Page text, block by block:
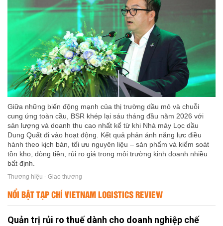
Giữa những biến động mạnh của thị trường dầu mỏ và chuỗi
cung ứng toàn cầu, BSR khép lại sáu tháng đầu năm 2026 với
sản lượng và doanh thu cao nhất kể từ khi Nhà máy Lọc dầu
Dung Quất đi vào hoạt động. Kết quả phản ánh năng lực điều
hành theo kịch bản, tối ưu nguyên liệu – sản phẩm và kiểm soát
tồn kho, dòng tiền, rủi ro giá trong môi trường kinh doanh nhiều
bất định.
Thương hiệu - Giao thương
NỔI BẬT TẠP CHÍ VIETNAM LOGISTICS REVIEW
Quản trị rủi ro thuế dành cho doanh nghiệp chế